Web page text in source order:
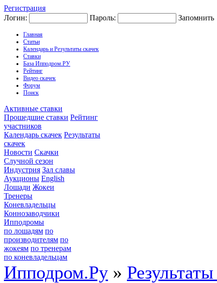
Регистрация
Логин:
Пароль: Запомнить
Главная
Статьи
Календарь и Результаты скачек
Ставки
База Ипподром.РУ
Рейтинг
Видео скачек
Форум
Поиск
Активные ставки
Прошедшие ставки Рейтинг
участников
Календарь скачек Результаты
скачек
Новости Скачки
Случной сезон
Индустрия Зал славы
Аукционы English
Лошади Жокеи
Тренеры
Коневладельцы
Коннозаводчики
Ипподромы
по лошадям по
производителям по
жокеям по тренерам
по коневладельцам
Ипподром.Ру »